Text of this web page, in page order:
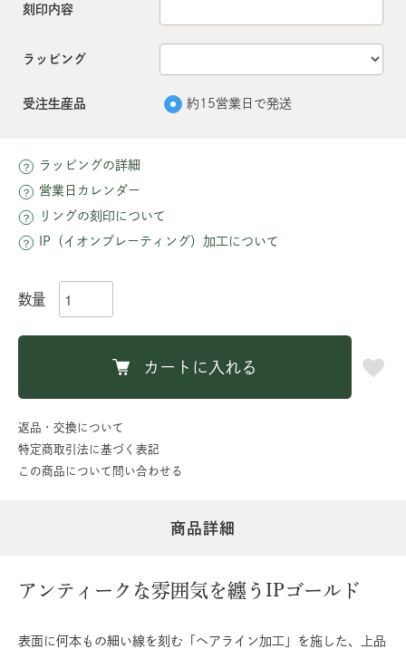
刻印内容
ラッピング
受注生産品 約15営業日で発送
ラッピングの詳細
営業日カレンダー
リングの刻印について
IP（イオンプレーティング）加工について
数量
カートに入れる
返品・交換について
特定商取引法に基づく表記
この商品について問い合わせる
商品詳細
アンティークな雰囲気を纏うIPゴールド
表面に何本もの細い線を刻む「ヘアライン加工」を施した、上品